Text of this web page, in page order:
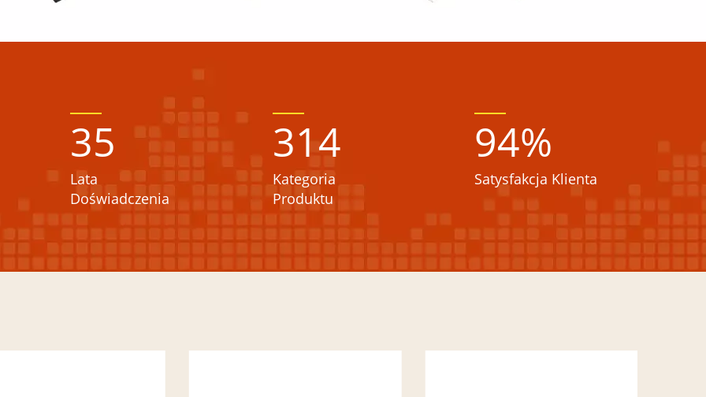
35
Lata
Doświadczenia
314
Kategoria
Produktu
94%
Satysfakcja Klienta